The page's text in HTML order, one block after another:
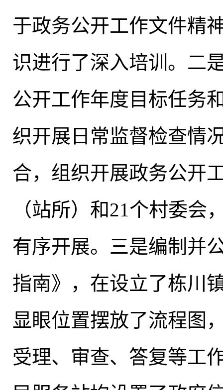
于政务公开工作文件精
识进行了深入培训。二
公开工作年度目标任务
织开展日常监督检查情
合，组织开展政务公开
（站所）和21个村委
有序开展。 三是编制并
指南》，在设立了栋川
显眼位置摆放了流程图
受理、审查、答复等工